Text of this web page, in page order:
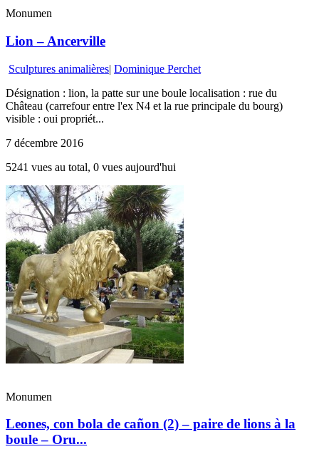
Monumen
Lion – Ancerville
Sculptures animalières| Dominique Perchet
Désignation : lion, la patte sur une boule localisation : rue du
Château (carrefour entre l'ex N4 et la rue principale du bourg)
visible : oui propriét...
7 décembre 2016
5241 vues au total, 0 vues aujourd'hui
Monumen
Leones, con bola de cañon (2) – paire de lions à la
boule – Oru...